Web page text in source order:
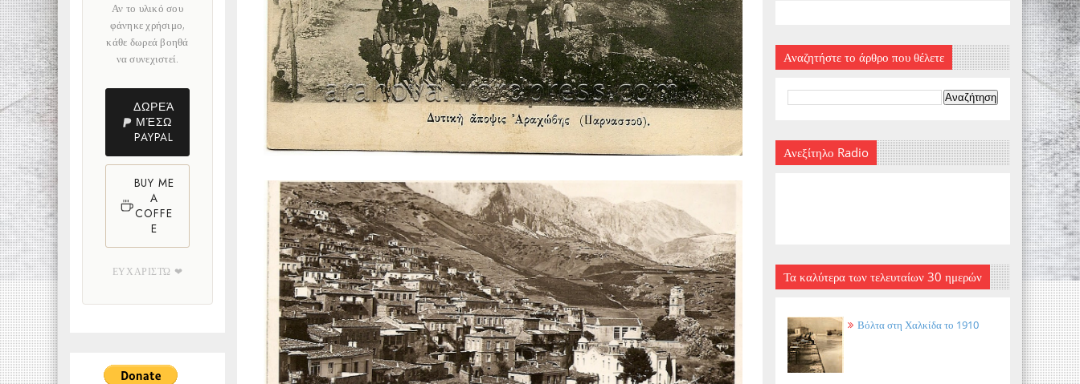
Αν το υλικό σου
φάνηκε χρήσιμο,
κάθε δωρεά βοηθά
να συνεχιστεί.
ΔΩΡΕΆ
ΜΈΣΩ
PAYPAL
BUY ME
A
COFFE
E
ΕΥΧΑΡΙΣΤΏ ❤
Αναζητήστε το άρθρο που θέλετε
Ανεξίτηλο Radio
Τα καλύτερα των τελευταίων 30 ημερών
Βόλτα στη Χαλκίδα το 1910